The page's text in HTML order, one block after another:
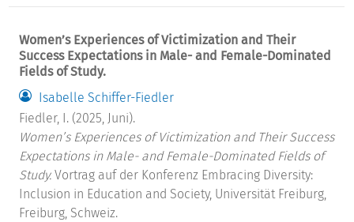
Women’s Experiences of Victimization and Their
Success Expectations in Male- and Female-Dominated
Fields of Study.
Isabelle Schiffer-Fiedler
Fiedler, I. (2025, Juni).
Women’s Experiences of Victimization and Their Success
Expectations in Male- and Female-Dominated Fields of
Study. Vortrag auf der Konferenz Embracing Diversity:
Inclusion in Education and Society, Universität Freiburg,
Freiburg, Schweiz.